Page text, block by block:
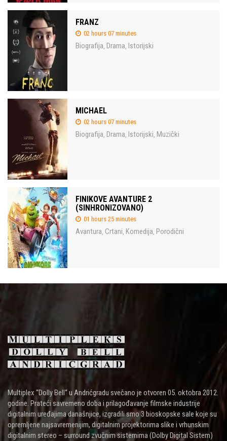
FRANZ
02 hours 07 minutes
Biografija, Drama, Istorijski
MICHAEL
02 hours 07 minutes
Biografija, Drama, Istorijski, Muzički
FINIKOVE AVANTURE 2
(SINHRONIZOVANO)
01 hours 25 minutes
Avantura, Crtani, Komedija, Porodični
Multiplex “Dolly Bell“ u Andrićgradu svečano je otvoren 05. oktobra 2012.
godine. Prateći savremeno doba i prilagođavanje filmske industrije
digitalnim uređajima današnjice, izgradili smo 3 bioskopske sale koje su
opremljene najsavremenijim, digitalnim projektorima slike i vrhunskim
digitalnim stereo – surround zvučnim sistemima (Dolby Digital Sistem)